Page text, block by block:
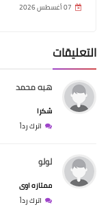
07 أغسطس 2026
التعليقات
هبه محمد
شكرا
اترك رداً
لولو
ممتازه اوى
اترك رداً